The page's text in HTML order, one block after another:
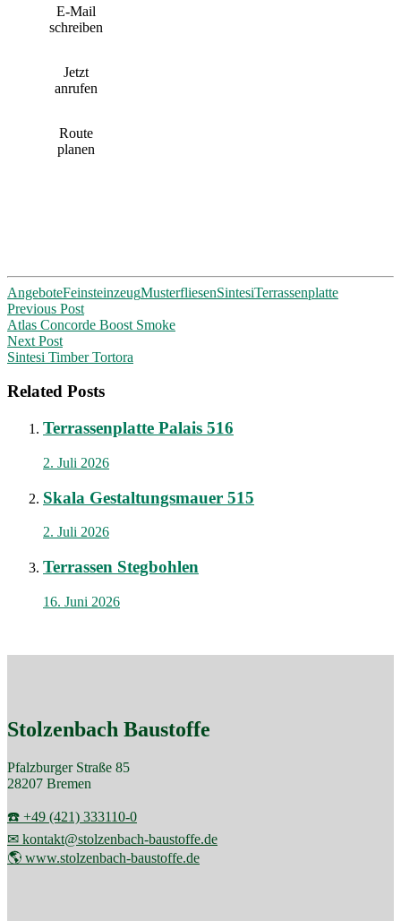
E-Mail
schreiben
Jetzt
anrufen
Route
planen
AngeboteFeinsteinzeugMusterfliesenSintesiTerrassenplatte
Post
navigation
Previous Post
Atlas Concorde Boost Smoke
Next Post
Sintesi Timber Tortora
Related Posts
Terrassenplatte Palais 516
2. Juli 2026
Skala Gestaltungsmauer 515
2. Juli 2026
Terrassen Stegbohlen
16. Juni 2026
Stolzenbach Baustoffe
Pfalzburger Straße 85
28207 Bremen
☎️ +49 (421) 333110-0
✉ kontakt@stolzenbach-baustoffe.de
🌎 www.stolzenbach-baustoffe.de